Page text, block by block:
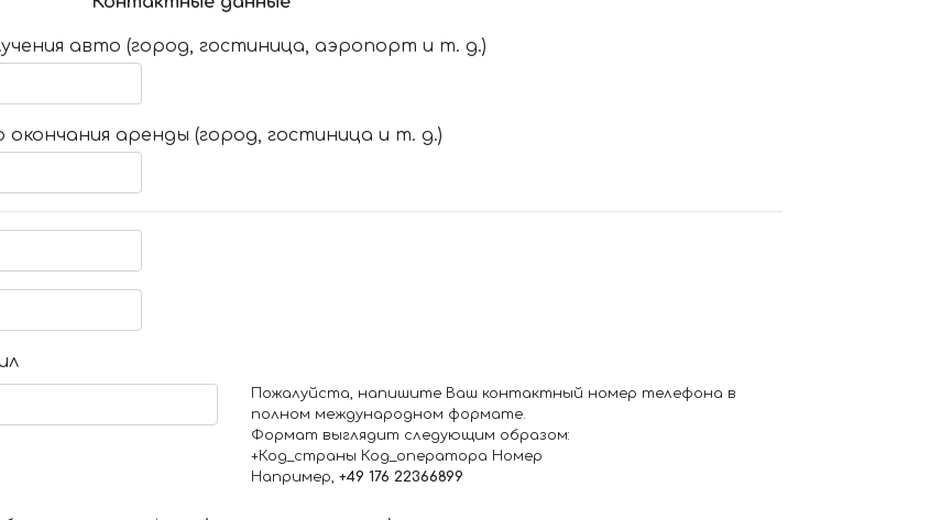
авто (город, гостиница, аэропорт и т. д.)
аренды (город, гостиница и т. д.)
Пожалуйста, напишите Ваш контактный номер телефона в
полном международном формате.
Формат выглядит следующим образом:
+Код_страны Код_оператора Номер
Например, +49 176 22366899